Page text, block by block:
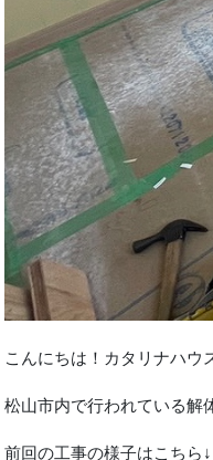
こんにちは！カタリナハウ
松山市内で行われている解
前回の工事の様子はこちら↓